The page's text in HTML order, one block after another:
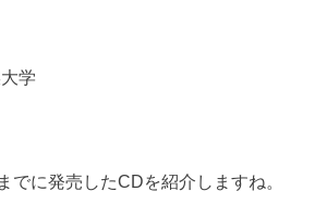
学
でに発売したCDを紹介しますね。